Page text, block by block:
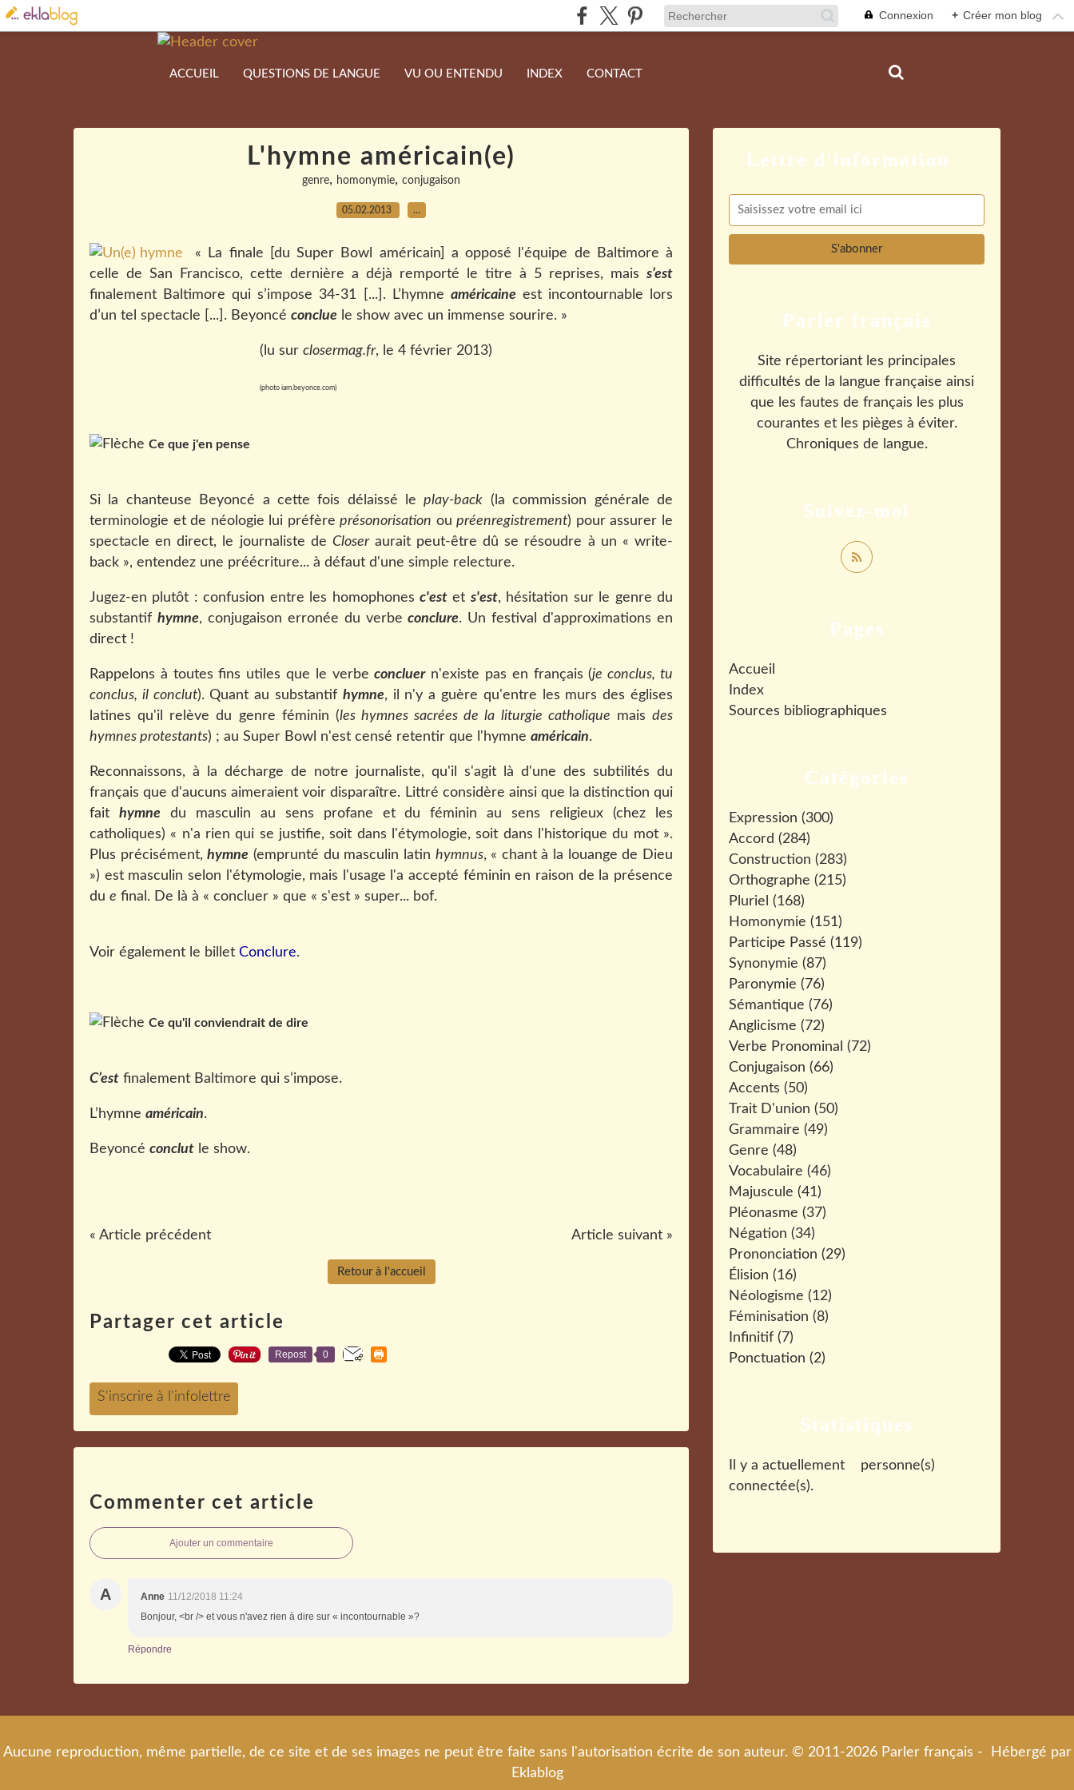
Connexion + Créer mon blog
ACCUEIL QUESTIONS DE LANGUE VU OU ENTENDU INDEX CONTACT
L'hymne américain(e)
genre, homonymie, conjugaison
05.02.2013 …
« La finale [du Super Bowl américain] a opposé l'équipe de Baltimore à
celle de San Francisco, cette dernière a déjà remporté le titre à 5 reprises, mais s’est
finalement Baltimore qui s’impose 34-31 [...]. L’hymne américaineest incontournable lors
d’un tel spectacle [...]. Beyoncé conclue le show avec un immense sourire. »
(lu sur closermag.fr, le 4 février 2013)
(photo iam.beyonce.com)
Ce que j'en pense
Si la chanteuse Beyoncé a cette fois délaissé leplay-back (la commission générale de
terminologie et de néologie lui préfèreprésonorisation oupréenregistrement) pour assurer le
spectacle en direct, le journaliste de Closeraurait peut-être dû se résoudre à un « write-
back », entendez une préécriture... à défaut d'une simple relecture.
Jugez-en plutôt : confusion entre les homophones c'est et s'est, hésitation sur le genre du
substantif hymne, conjugaison erronée du verbeconclure. Un festival d'approximations en
direct !
Rappelons à toutes fins utiles que le verbeconcluern'existe pas en français (je conclus, tu
conclus, il conclut). Quant au substantif hymne, il n'y a guère qu'entre les murs des églises
latines qu'il relève du genre féminin (les hymnes sacrées de la liturgie catholique maisdes
hymnes protestants) ; au Super Bowl n'est censé retentir que l'hymne américain.
Reconnaissons, à la décharge de notre journaliste, qu'il s'agit là d'une des subtilités du
français que d'aucuns aimeraient voir disparaître. Littré considère ainsi que la distinction qui
fait hymnedu masculin au sens profane et du féminin au sens religieux (chez les
catholiques) « n'a rien qui se justifie, soit dans l'étymologie, soit dans l'historique du mot ».
Plus précisément,hymne (emprunté du masculin latin hymnus, « chant à la louange de Dieu
») est masculin selon l'étymologie, mais l'usage l'a accepté féminin en raison de la présence
du e final. De là à « concluer » que « s'est » super... bof.
Voir également le billet Conclure.
Ce qu'il conviendrait de dire
C’est finalement Baltimore qui s’impose.
L’hymne américain.
Beyoncé conclut le show.
« Article précédent Article suivant »
Retour à l'accueil
Partager cet article
Repost 0
Commenter cet article
Ajouter un commentaire
A Anne 11/12/2018 11:24
Bonjour, <br /> et vous n'avez rien à dire sur « incontournable »?
Répondre
Catégories
Expression (300)
Accord (284)
Construction (283)
Orthographe (215)
Pluriel (168)
Homonymie (151)
Participe Passé (119)
Synonymie (87)
Paronymie (76)
Sémantique (76)
Anglicisme (72)
Verbe Pronominal (72)
Conjugaison (66)
Accents (50)
Trait D'union (50)
Grammaire (49)
Genre (48)
Vocabulaire (46)
Majuscule (41)
Pléonasme (37)
Négation (34)
Prononciation (29)
Élision (16)
Néologisme (12)
Féminisation (8)
Infinitif (7)
Ponctuation (2)
Pages
Accueil
Index
Sources bibliographiques
Suivez-moi
Parler français
Site répertoriant les principales
difficultés de la langue française ainsi
que les fautes de français les plus
courantes et les pièges à éviter.
Chroniques de langue.
Statistiques
Il y a actuellement
personne(s)
connectée(s).
Aucune reproduction, même partielle, de ce site et de ses images ne peut être faite sans l'autorisation écrite de son auteur. © 2011-2026 Parler français - Hébergé par
Eklablog